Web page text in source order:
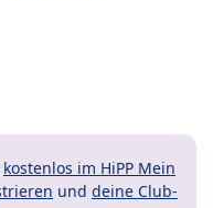
kostenlos im HiPP Mein
und deine Club-